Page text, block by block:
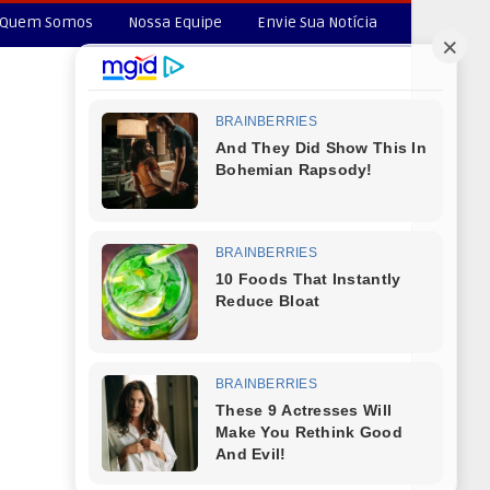
Quem Somos Nossa Equipe Envie Sua Notícia